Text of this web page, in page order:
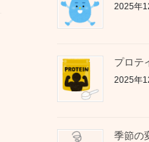
2025年
プロテ
2025年
季節の